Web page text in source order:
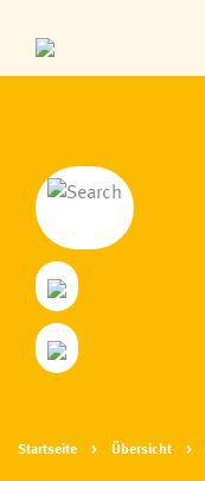
Startseite Übersicht